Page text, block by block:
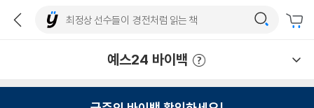
예스24 바이백